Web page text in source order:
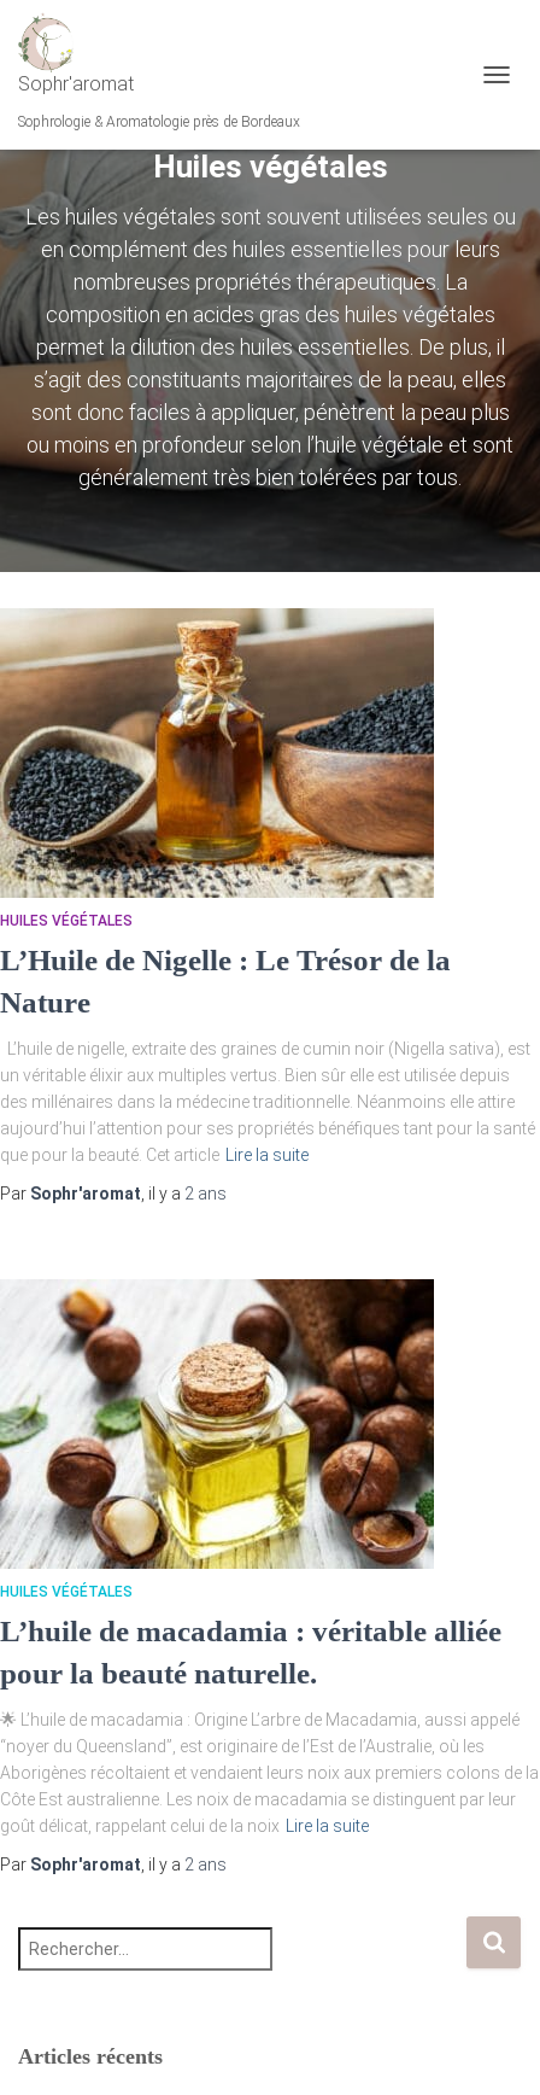
Sophr'aromat
Sophrologie & Aromatologie près de Bordeaux
Huiles végétales
Les huiles végétales sont souvent utilisées seules ou
en complément des huiles essentielles pour leurs
nombreuses propriétés thérapeutiques. La
composition en acides gras des huiles végétales
permet la dilution des huiles essentielles. De plus, il
s’agit des constituants majoritaires de la peau, elles
sont donc faciles à appliquer, pénètrent la peau plus
ou moins en profondeur selon l’huile végétale et sont
généralement très bien tolérées par tous.
HUILES VÉGÉTALES
L’Huile de Nigelle : Le Trésor de la
Nature
L’huile de nigelle, extraite des graines de cumin noir (Nigella sativa), est
un véritable élixir aux multiples vertus. Bien sûr elle est utilisée depuis
des millénaires dans la médecine traditionnelle. Néanmoins elle attire
aujourd’hui l’attention pour ses propriétés bénéfiques tant pour la santé
que pour la beauté. Cet article
Lire la suite
Par Sophr'aromat , il y a 2 ans
HUILES VÉGÉTALES
L’huile de macadamia : véritable alliée
pour la beauté naturelle.
🌟 L’huile de macadamia : Origine L’arbre de Macadamia, aussi appelé
“noyer du Queensland”, est originaire de l’Est de l’Australie, où les
Aborigènes récoltaient et vendaient leurs noix aux premiers colons de la
Côte Est australienne. Les noix de macadamia se distinguent par leur
goût délicat, rappelant celui de la noix
Lire la suite
Par Sophr'aromat , il y a 2 ans
r
Articles récents